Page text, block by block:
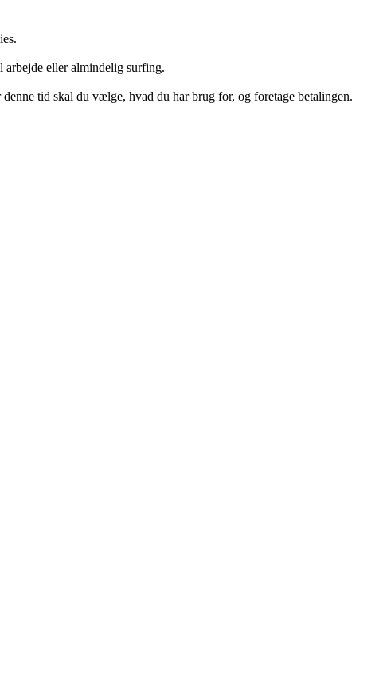
arbejde eller almindelig surfing.
tid skal du vælge, hvad du har brug for, og foretage betalingen.